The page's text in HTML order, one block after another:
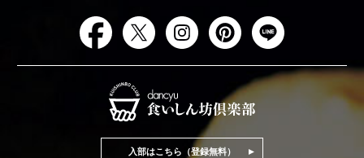
入部はこちら（登録無料）